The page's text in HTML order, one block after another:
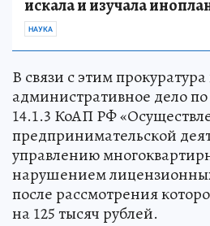
искала и изучала
НАУКА
В связи с этим
административное дело по
14.1.3 КоАП РФ
предпринимательской
управлению
нарушением
после рассмотрения
на 125 тысяч рублей.